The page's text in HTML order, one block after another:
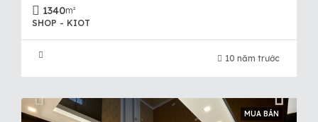
1340m²
SHOP - KIOT
10 năm trước
MUA BÁN